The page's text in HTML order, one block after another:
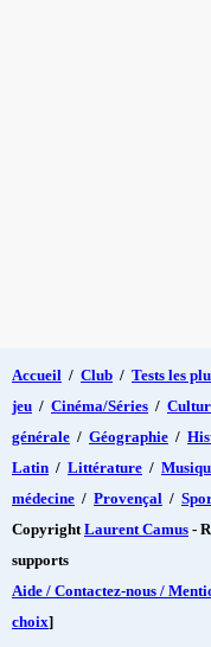
Accueil / Club / Tests les
jeu / Cinéma/Séries /
générale / Géographie /
Latin / Littérature /
médecine / Provençal /
Copyright Laurent Camus -
supports
Aide / Contactez-nous /
choix]